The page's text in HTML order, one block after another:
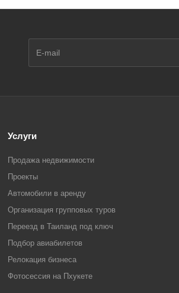
Услуги
Продажа недвижимости
Проекты
Автомобили в аренду
Организация групповых туров
Переезд в Таиланд под ключ
Подбор авиабилетов
Релокация бизнеса
Фотоcессия на Пхукете